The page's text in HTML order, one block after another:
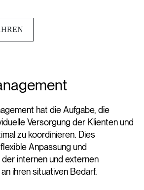
hat die Aufgabe, die
Versorgung der Klienten und
zu koordinieren. Dies
Anpassung und
internen und externen
ihren situativen Bedarf.